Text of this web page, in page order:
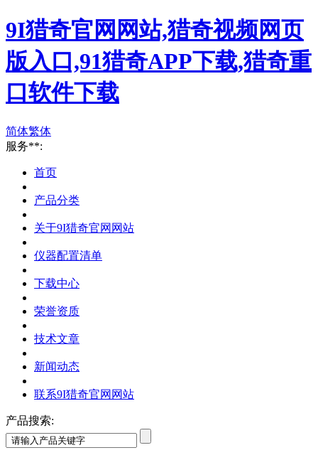
9I猎奇官网网站,猎奇视频网页
版入口,91猎奇APP下载,猎奇重
口软件下载
简体繁体
服务**:
首页
产品分类
关于9I猎奇官网网站
仪器配置清单
下载中心
荣誉资质
技术文章
新闻动态
联系9I猎奇官网网站
产品搜索: